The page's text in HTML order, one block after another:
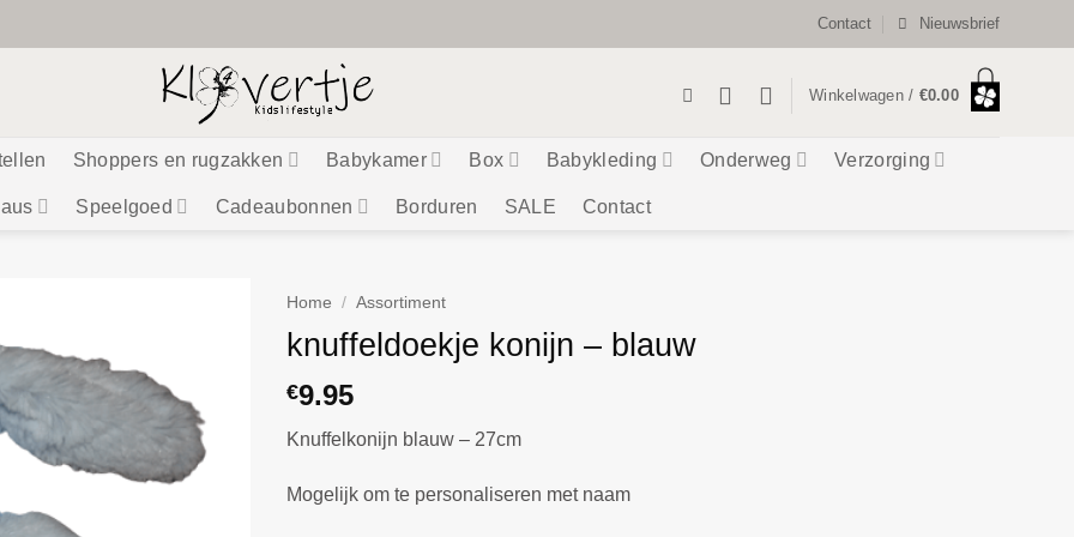
Contact Nieuwsbrief
Winkelwagen / €0.00
Shoppers en rugzakken Babykamer Box Babykleding Onderweg Verzorging
Speelgoed Cadeaubonnen Borduren SALE Contact
Home / Assortiment
knuffeldoekje konijn – blauw
€9.95
Knuffelkonijn blauw – 27cm
Mogelijk om te personaliseren met naam